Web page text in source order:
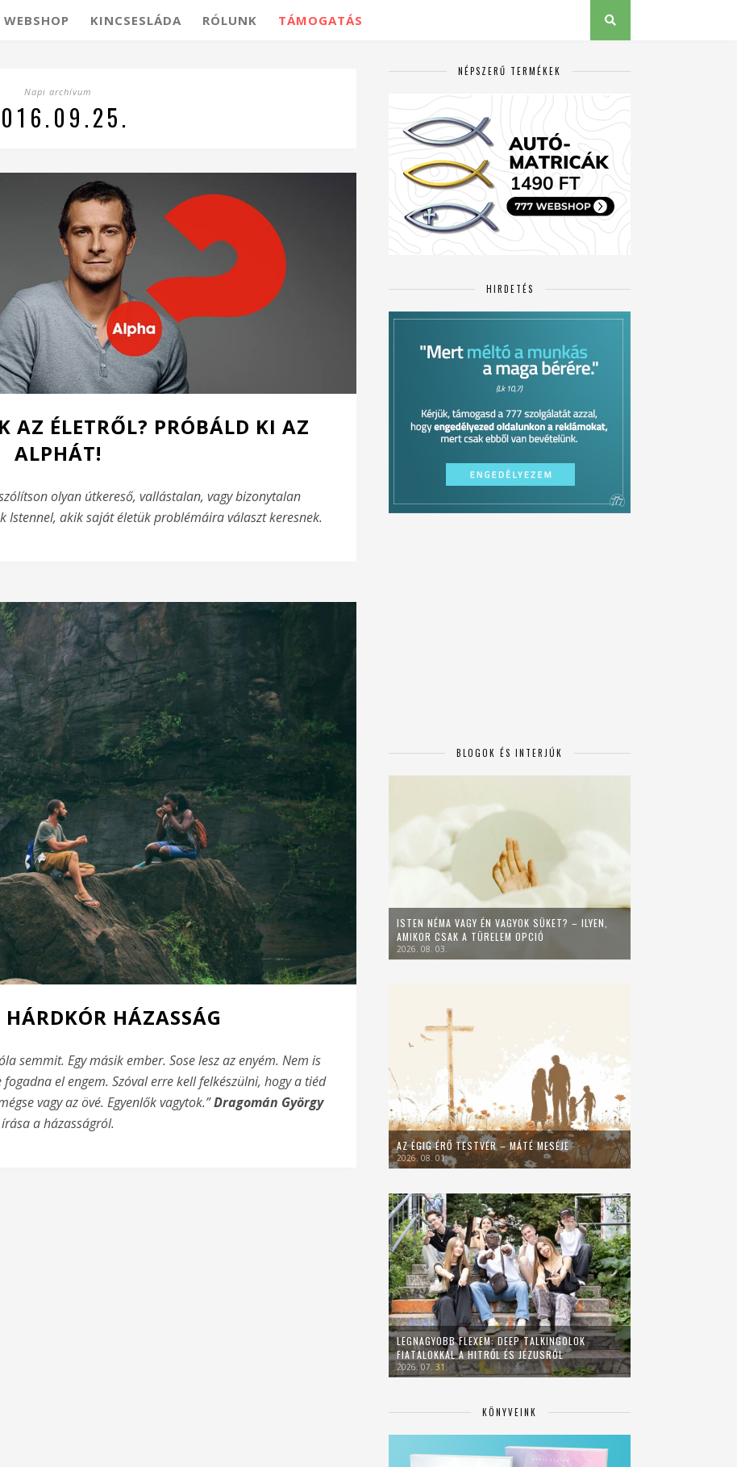
WEBSHOP KINCSESLÁDA RÓLUNK TÁMOGATÁS
Napi archívum
AZ ÉLETRŐL? PRÓBÁLD KI AZ
ALPHÁT!
olyan útkereső, vallástalan, vagy bizonytalan
Istennel, akik saját életük problémáira választ keresnek.
HÁZASSÁG
semmit. Egy másik ember. Sose lesz az enyém. Nem is
el engem. Szóval erre kell felkészülni, hogy a tiéd
vagy az övé. Egyenlők vagytok.”Dragomán György
írása a házasságról.
NÉPSZERŰ TERMÉKEK
HIRDETÉS
BLOGOK ÉS INTERJÚK
ISTEN NÉMA VAGY ÉN VAGYOK SÜKET? – ILYEN,
AMIKOR CSAK A TÜRELEM OPCIÓ
2026. 08. 03.
AZ ÉGIG ÉRŐ TESTVÉR – MÁTÉ MESÉJE
2026. 08. 01.
LEGNAGYOBB FLEXEM: DEEP TALKINGOLOK
FIATALOKKAL A HITRŐL ÉS JÉZUSRÓL
2026. 07. 31.
KÖNYVEINK